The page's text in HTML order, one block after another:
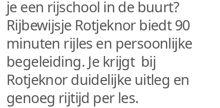
je een rijschool in de buurt?
Rijbewijsje Rotjeknor biedt 90
minuten rijles en persoonlijke
begeleiding. Je krijgt bij
Rotjeknor duidelijke uitleg en
genoeg rijtijd per les.